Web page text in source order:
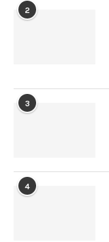
2
3
4